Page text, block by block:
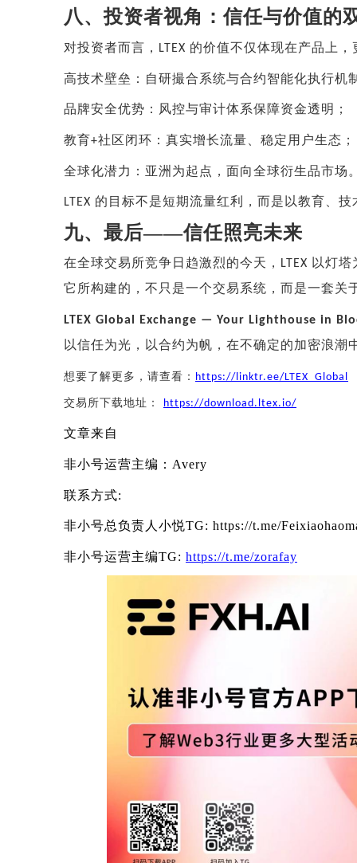
八、投资者视角：信任与价值的
对投资者而言， LTEX 的价值不仅体现在产品上
高技术壁垒：自研撮合系统与合约智能化执行机
品牌安全优势：风控与审计体系保障资金透明；
教育+社区闭环：真实增长流量、稳定用户生态；
全球化潜力：亚洲为起点，面向全球衍生品市场
LTEX 的目标不是短期流量红利，而是以教育、
九、 最后——信任照亮未来
在全球交易所竞争日趋激烈的今天， LTEX 以灯塔
它所构建的，不只是一个交易系统，而是一套关
LTEX Global Exchange — Your Lighthouse in
以信任为光，以合约为帆，在不确定的加密浪潮
想要了解更多，请查看： https://linktr.ee/LTEX_Global
交易所下载地址： https://download.ltex.io/
文章来自
非小号运营主编： Avery
联系方式:
非小号总负责人小悦TG: https://t.me/
非小号运营主编TG: https://t.me/zorafay